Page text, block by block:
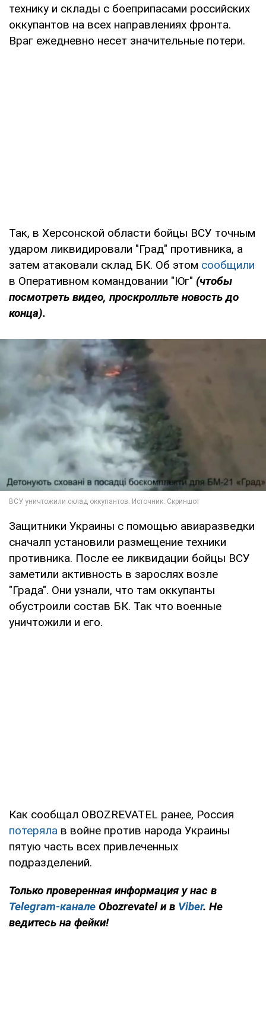
технику и склады с боеприпасами российских
оккупантов на всех направлениях фронта.
Враг ежедневно несет значительные потери.
Так, в Херсонской области бойцы ВСУ точным
ударом ликвидировали "Град" противника, а
затем атаковали склад БК. Об этом сообщили
в Оперативном командовании "Юг" (чтобы
посмотреть видео, проскролльте новость до
конца).
Защитники Украины с помощью авиаразведки
сначалп установили размещение техники
противника. После ее ликвидации бойцы ВСУ
заметили активность в зарослях возле
"Града". Они узнали, что там оккупанты
обустроили состав БК. Так что военные
уничтожили и его.
Как сообщал OBOZREVATEL ранее, Россия
потеряла в войне против народа Украины
пятую часть всех привлеченных
подразделений.
Только проверенная информация у нас в
Telegram-канале Obozrevatel и в Viber. Не
ведитесь на фейки!